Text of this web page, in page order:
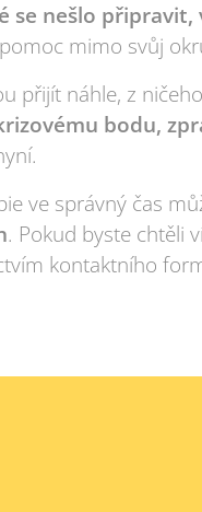
se nešlo
mimo svůj
přijít náhle, z
bodu,
ve správný čas
. Pokud byste chtěli
kontaktního